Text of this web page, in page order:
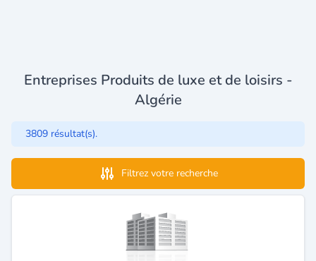
Entreprises Produits de luxe et de loisirs -
Algérie
3809 résultat(s).
Filtrez votre recherche